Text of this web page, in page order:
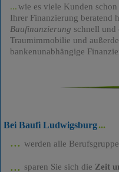
wie es viele Kunden schon
Ihrer Finanzierung beratend
Baufinanzierung schnell
Traumimmobilie und
bankenunabhängige
Bei Baufi Ludwigsburg
werden alle
sparen Sie sich die Zeit